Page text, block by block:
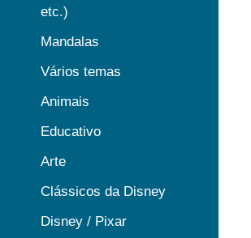
etc.)
Mandalas
Vários temas
Animais
Educativo
Arte
Clássicos da Disney
Disney / Pixar